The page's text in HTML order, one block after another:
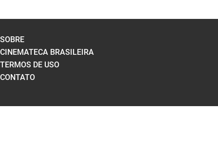
SOBRE
CINEMATECA BRASILEIRA
TERMOS DE USO
CONTATO